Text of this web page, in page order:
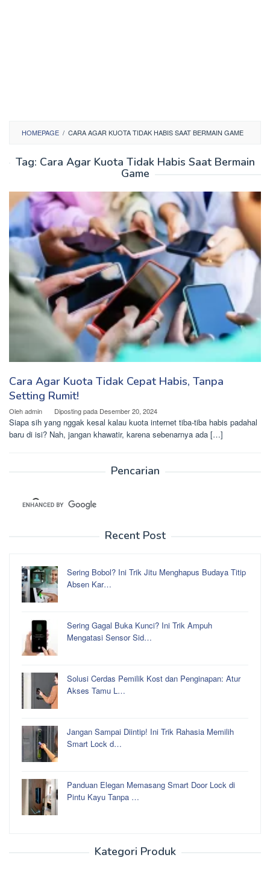
HOMEPAGE / CARA AGAR KUOTA TIDAK HABIS SAAT BERMAIN GAME
Tag: Cara Agar Kuota Tidak Habis Saat Bermain
Game
Cara Agar Kuota Tidak Cepat Habis, Tanpa
Setting Rumit!
Olehadmin Diposting pada Desember 20, 2024
Siapa sih yang nggak kesal kalau kuota internet tiba-tiba habis padahal
baru di isi? Nah, jangan khawatir, karena sebenarnya ada […]
Pencarian
Recent Post
Sering Bobol? Ini Trik Jitu Menghapus Budaya Titip
Absen Kar…
Sering Gagal Buka Kunci? Ini Trik Ampuh
Mengatasi Sensor Sid…
Solusi Cerdas Pemilik Kost dan Penginapan: Atur
Akses Tamu L…
Jangan Sampai Diintip! Ini Trik Rahasia Memilih
Smart Lock d…
Panduan Elegan Memasang Smart Door Lock di
Pintu Kayu Tanpa …
Kategori Produk